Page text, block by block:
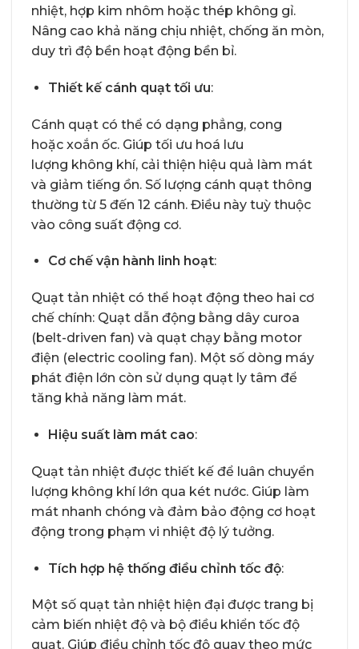
nhiệt, hợp kim nhôm hoặc thép không gỉ.
Nâng cao khả năng chịu nhiệt, chống ăn mòn,
duy trì độ bền hoạt động bền bỉ.
Thiết kế cánh quạt tối ưu:
Cánh quạt có thể có dạng phẳng, cong
hoặc xoắn ốc. Giúp tối ưu hoá lưu
lượng không khí, cải thiện hiệu quả làm mát
và giảm tiếng ồn. Số lượng cánh quạt thông
thường từ 5 đến 12 cánh. Điều này tuỳ thuộc
vào công suất động cơ.
Cơ chế vận hành linh hoạt:
Quạt tản nhiệt có thể hoạt động theo hai cơ
chế chính: Quạt dẫn động bằng dây curoa
(belt-driven fan) và quạt chạy bằng motor
điện (electric cooling fan). Một số dòng máy
phát điện lớn còn sử dụng quạt ly tâm để
tăng khả năng làm mát.
Hiệu suất làm mát cao:
Quạt tản nhiệt được thiết kế để luân chuyển
lượng không khí lớn qua két nước. Giúp làm
mát nhanh chóng và đảm bảo động cơ hoạt
động trong phạm vi nhiệt độ lý tưởng.
Tích hợp hệ thống điều chỉnh tốc độ:
Một số quạt tản nhiệt hiện đại được trang bị
cảm biến nhiệt độ và bộ điều khiển tốc độ
quạt. Giúp điều chỉnh tốc độ quay theo mức